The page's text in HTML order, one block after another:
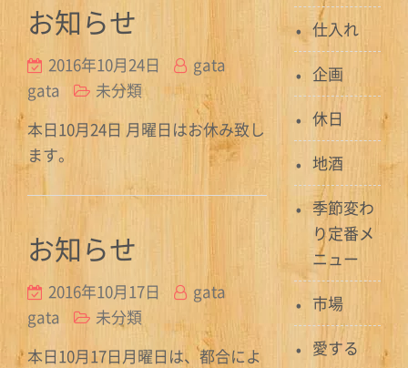
お知らせ
2016年10月24日
gata
gata
未分類
本日10月24日 月曜日はお休み致し
ます。
お知らせ
2016年10月17日
gata
gata
未分類
本日10月17日月曜日は、都合によ
仕入れ
企画
休日
地酒
季節変わ
り定番メ
ニュー
市場
愛する